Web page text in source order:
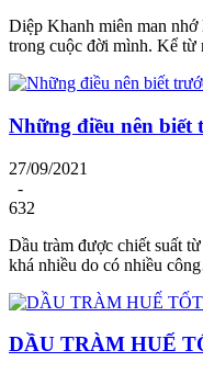
Diệp Khanh miên man nhớ
trong cuộc đời mình. Kể
Những điều nên
27/09/2021
-
632
Dầu tràm được chiết suất
khá nhiều do có nhiều
DẦU TRÀM HUẾ